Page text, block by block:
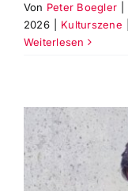
Von Peter Boegler
2026
Kulturszene
Weiterlesen